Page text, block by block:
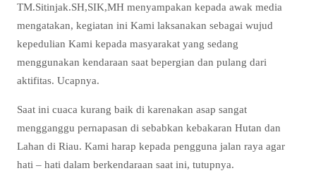
TM.Sitinjak.SH,SIK,MH menyampakan kepada awak media
mengatakan, kegiatan ini Kami laksanakan sebagai wujud
kepedulian Kami kepada masyarakat yang sedang
menggunakan kendaraan saat bepergian dan pulang dari
aktifitas. Ucapnya.
Saat ini cuaca kurang baik di karenakan asap sangat
mengganggu pernapasan di sebabkan kebakaran Hutan dan
Lahan di Riau. Kami harap kepada pengguna jalan raya agar
hati – hati dalam berkendaraan saat ini, tutupnya.